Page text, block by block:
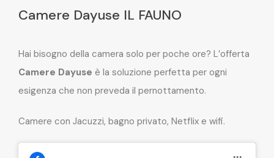
Camere Dayuse IL FAUNO
Hai bisogno della camera solo per poche ore? L’offerta
Camere Dayuse è la soluzione perfetta per ogni
esigenza che non preveda il pernottamento.
Camere con Jacuzzi, bagno privato, Netflix e wifi.